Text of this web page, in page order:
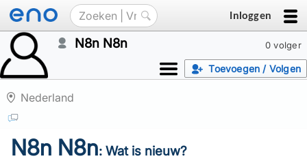
Inloggen
0 volger
N8n N8n
Toevoegen / Volgen
Nederland
N8n N8n: Wat is nieuw?